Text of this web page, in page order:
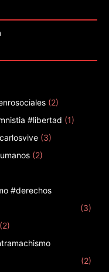
(2)
#libertad (1)
(3)
(2)
#derechos
(3)
(2)
(2)